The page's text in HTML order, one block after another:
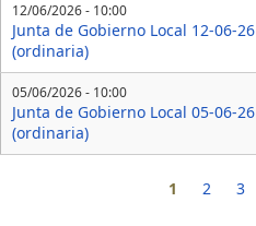
12/06/2026 - 10:00
Junta de Gobierno Local 12-06-26
(ordinaria)
05/06/2026 - 10:00
Junta de Gobierno Local 05-06-26
(ordinaria)
1 2 3